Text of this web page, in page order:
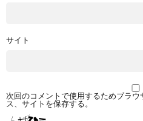
サイト
次回のコメントで使用するためブラ
ス、サイトを保存する。